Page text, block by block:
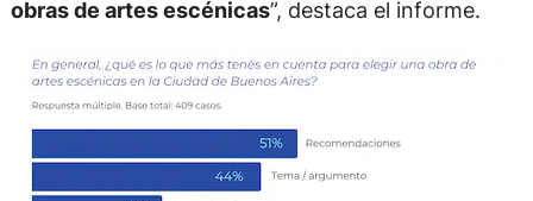
obras de artes escénicas”, destaca el informe.